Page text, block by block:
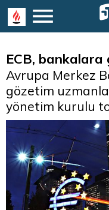
ECB,
Avrupa Merkez
gözetim
yönetim kurulu